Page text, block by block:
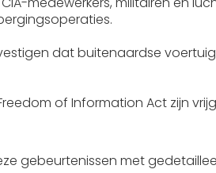
dat buitenaardse
of Information Act zijn
gebeurtenissen met